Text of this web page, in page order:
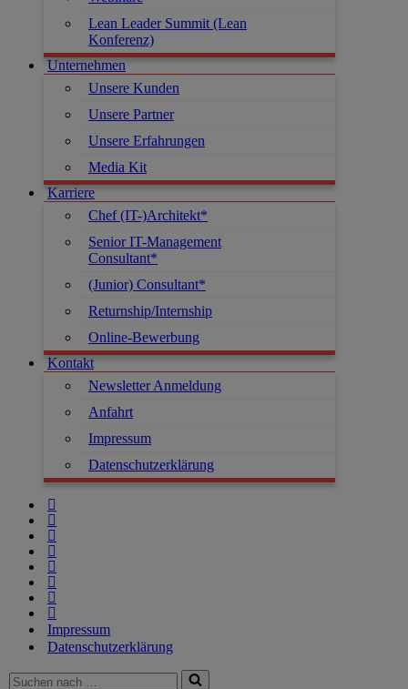
Lean Leader Summit (Lean
Konferenz)
Unternehmen
Unsere Kunden
Unsere Partner
Unsere Erfahrungen
Media Kit
Karriere
Chef (IT-)Architekt*
Senior IT-Management
Consultant*
(Junior) Consultant*
Returnship/Internship
Online-Bewerbung
Kontakt
Newsletter Anmeldung
Anfahrt
Impressum
Datenschutzerklärung
Impressum
Datenschutzerklärung